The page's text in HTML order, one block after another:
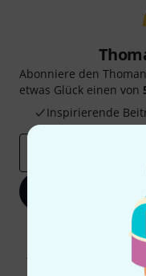
Abonniere den
etwas Glück einen von
Inspirierende
Mit Klick auf „Jetzt
Werbung und einer
Abmeldung ist jederzeit